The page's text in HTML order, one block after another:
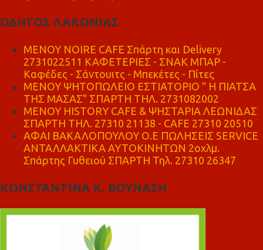
ΟΔΗΓΟΣ ΛΑΚΩΝΙΑΣ
MENOY NOIRE CAFE Σπάρτη και Delivery
2731022511 ΚΑΦΕΤΕΡΙΕΣ - ΣΝΑΚ ΜΠΑΡ -
Καφέδες - Σάντουιτς - Μπεκέτες - Πίτες
ΜΕΝΟΥ ΨΗΤΟΠΩΛΕΙΟ ΕΣΤΙΑΤΟΡΙΟ " Η ΠΙΑΤΣΑ
ΤΗΣ ΜΑΣΑΣ" ΣΠΑΡΤΗ ΤΗΛ. 2731082002
ΜΕΝΟΥ HISTORY CAFE & ΨΗΣΤΑΡΙΑ ΛΕΩΝΙΔΑΣ
ΣΠΑΡΤΗ ΤΗΛ. 27310 21138 - CAFE 27310 20510
ΑΦΑΙ ΒΑΚΑΛΟΠΟΥΛΟΥ Ο.Ε ΠΩΛΗΣΕΙΣ SERVICE
ΑΝΤΑΛΛΑΚΤΙΚΑ ΑΥΤΟΚΙΝΗΤΩΝ 2οχλμ.
Σπάρτης Γυθειού ΣΠΑΡΤΗ Τηλ. 27310 26347
ΚΩΝΣΤΑΝΤΙΝΑ Κ. ΒΟΥΝΑΣΗ